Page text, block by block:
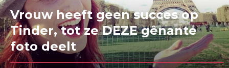
Vrouw heeft geen succes op
Tinder, tot ze DEZE gênante
foto deelt